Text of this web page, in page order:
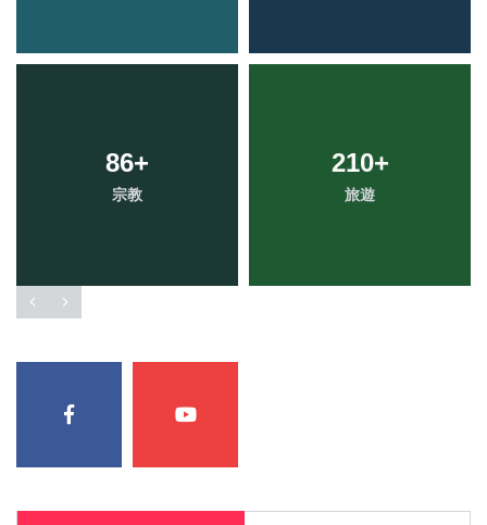
86+
宗教
210+
旅遊